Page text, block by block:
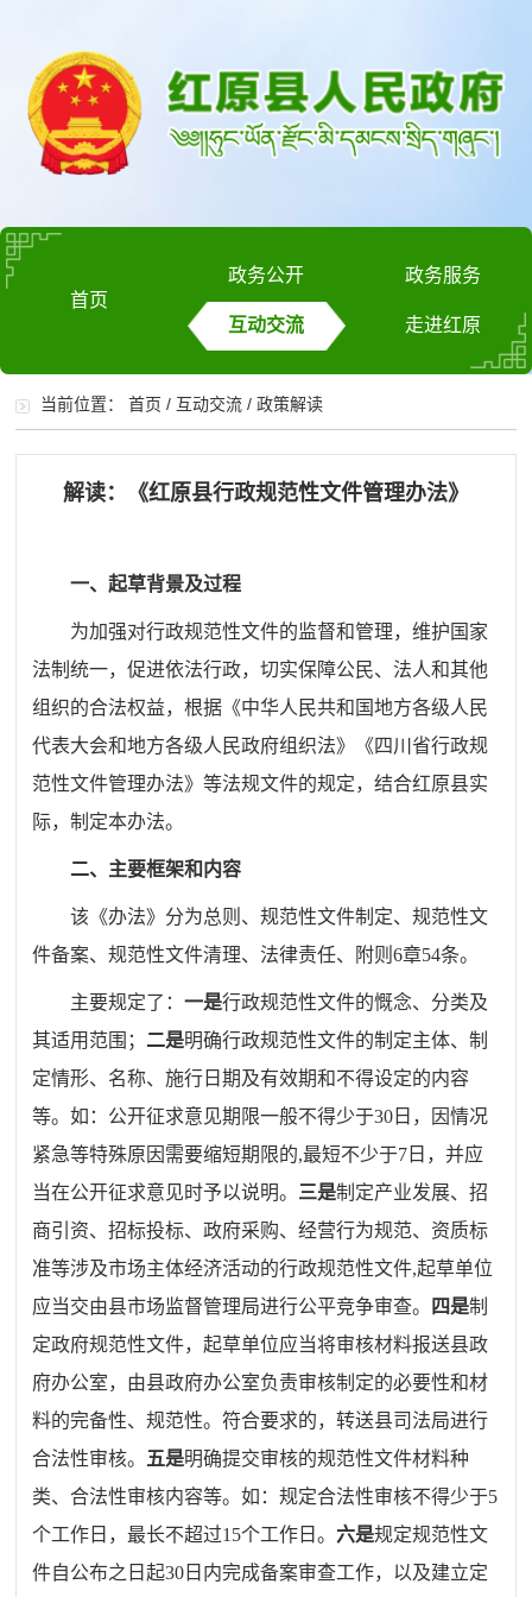
首页
政务公开 政务服务
互动交流 走进红原
当前位置：首页 / 互动交流 /政策解读
解读：《红原县行政规范性文件管理办法》
一、起草背景及过程
为加强对行政规范性文件的监督和管理，维护国家
法制统一，促进依法行政，切实保障公民、法人和其他
组织的合法权益，根据《中华人民共和国地方各级人民
代表大会和地方各级人民政府组织法》《四川省行政规
范性文件管理办法》等法规文件的规定，结合红原县实
际，制定本办法。
二、主要框架和内容
该《办法》分为总则、规范性文件制定、规范性文
件备案、规范性文件清理、法律责任、附则6章54条。
主要规定了：一是行政规范性文件的慨念、分类及
其适用范围； 二是明确行政规范性文件的制定主体、制
定情形、名称、施行日期及有效期和不得设定的内容
等。如：公开征求意见期限一般不得少于30 日 ，
因情况
紧急等特殊原因需要缩短期限的,最短不少于7 日 ，并应
当在公开征求意见时予以说明。 三是制定产业发展、招
商引资、招标投标、政府采购、经营行为规范、资质标
准等涉及市场主体经济活动的行政规范性文件,起草单位
应当交由县市场监督管理局进行公平竞争审查。
四是制
定政府规范性文件，起草单位应当将审核材料报送县政
府办公室， 由县政府办公室负责审核制定的必要性和材
料的完备性、规范性。符合要求的，转送县司法局进行
合法性审核。
五是明确提交审核的规范性文件材料种
类、合法性审核内容等。如：规定合法性审核不得少于5
个工作日 ，最长不超过15个工作日。 六是规定规范性文
件自公布之日起30 日内完成备案审查工作，以及建立定